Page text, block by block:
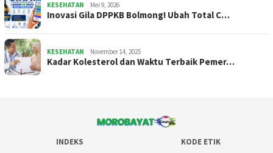
KESEHATAN Mei 9, 2026
Inovasi Gila DPPKB Bolmong! Ubah Total C…
KESEHATAN November 14, 2025
Kadar Kolesterol dan Waktu Terbaik Pemer…
INDEKS
KODE ETIK